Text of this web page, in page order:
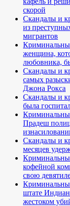
скорой
Скандалы и
из
мигрантов
женщина,
любовника,
Скандалы и
самых
Джона Рокса
Скандалы и
была
Прадеш
Скандалы и
месяцев
кофейной
свою
штате
жестоком